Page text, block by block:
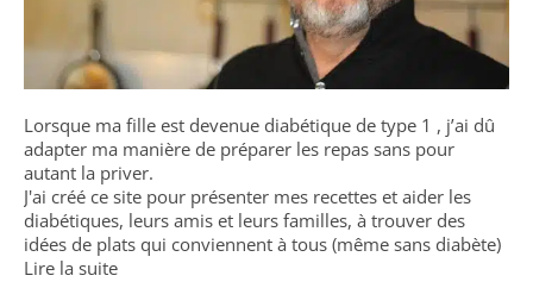
Lorsque ma fille est devenue diabétique de type 1 , j’ai dû
adapter ma manière de préparer les repas sans pour
autant la priver.
J'ai créé ce site pour présenter mes recettes et aider les
diabétiques, leurs amis et leurs familles, à trouver des
idées de plats qui conviennent à tous (même sans diabète)
Lire la suite